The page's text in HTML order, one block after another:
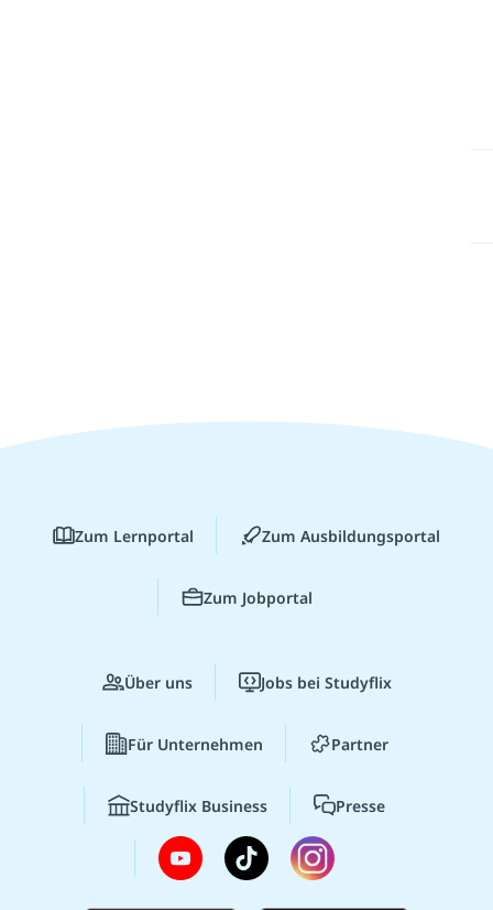
Zum Lernportal Zum Ausbildungsportal
Zum Jobportal
Über uns Jobs bei Studyflix
Für Unternehmen Partner
Studyflix Business Presse